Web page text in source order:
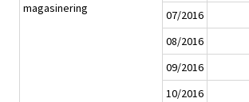
magasinering
07/2016
08/2016
09/2016
10/2016